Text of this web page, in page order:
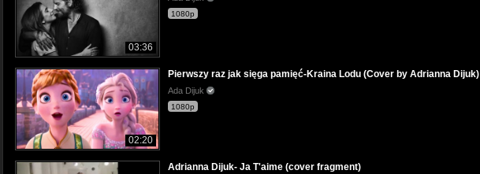
03:36
1080p
02:20
Pierwszy raz jak sięga pamięć-Kraina Lodu (Cover by Adrianna Dijuk)
Ada Dijuk
1080p
Adrianna Dijuk- Ja T'aime (cover fragment)